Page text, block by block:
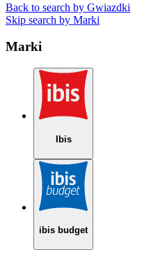
Back to search by Gwiazdki
Skip search by Marki
Marki
Ibis
ibis budget